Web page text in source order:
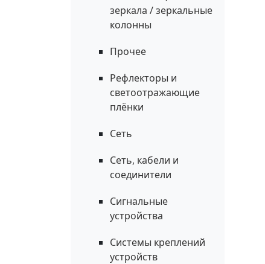
зеркала / зеркальные
колонны
Прочее
Рефлекторы и
светоотражающие
плёнки
Сеть
Сеть, кабели и
соединители
Сигнальные
устройства
Системы креплений
устройств